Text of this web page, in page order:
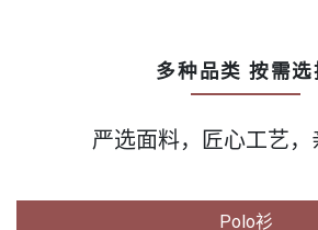
多种品类 按需选
严选面料，匠心工艺，
Polo衫